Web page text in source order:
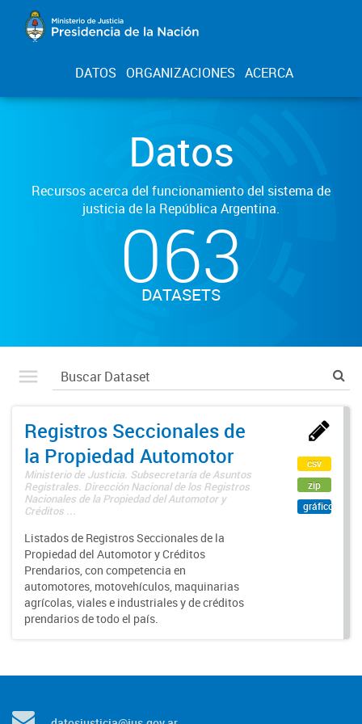
DATOS ORGANIZACIONES ACERCA
Datos
Recursos acerca del funcionamiento del sistema de
justicia de la República Argentina.
063
DATASETS
Registros Seccionales de
la Propiedad Automotor
Ministerio de Justicia. Subsecretaría de Asuntos
Registrales. Dirección Nacional de los Registros
Nacionales de la Propiedad del Automotor y
Créditos ...
Listados de Registros Seccionales de la
Propiedad del Automotor y Créditos
Prendarios, con competencia en
automotores, motovehículos, maquinarias
agrícolas, viales e industriales y de créditos
prendarios de todo el país.
csv
zip
gráfico